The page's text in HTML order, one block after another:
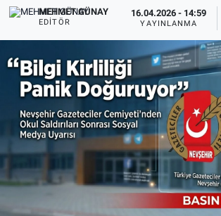
MEHMET GÜNAY
EDITÖR
16.04.2026 - 14:59
YAYINLANMA
VEFATLAR